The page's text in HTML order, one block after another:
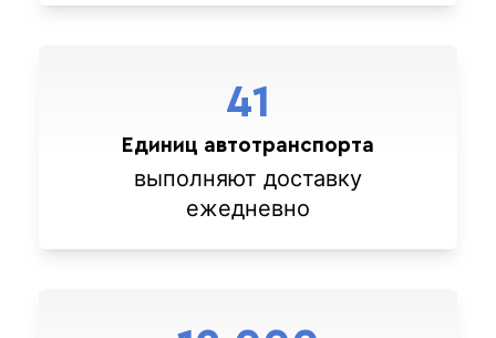
41
Единиц автотранспорта
выполняют доставку
ежедневно